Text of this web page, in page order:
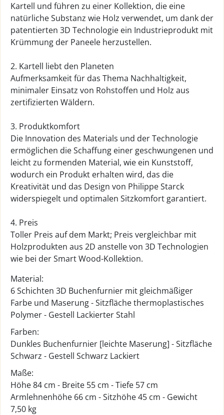
Kartell und führen zu einer Kollektion, die eine
natürliche Substanz wie Holz verwendet, um dank der
patentierten 3D Technologie ein Industrieprodukt mit
Krümmung der Paneele herzustellen.
2. Kartell liebt den Planeten
Aufmerksamkeit für das Thema Nachhaltigkeit,
minimaler Einsatz von Rohstoffen und Holz aus
zertifizierten Wäldern.
3. Produktkomfort
Die Innovation des Materials und der Technologie
ermöglichen die Schaffung einer geschwungenen und
leicht zu formenden Material, wie ein Kunststoff,
wodurch ein Produkt erhalten wird, das die
Kreativität und das Design von Philippe Starck
widerspiegelt und optimalen Sitzkomfort garantiert.
4. Preis
Toller Preis auf dem Markt; Preis vergleichbar mit
Holzprodukten aus 2D anstelle von 3D Technologien
wie bei der Smart Wood-Kollektion.
Material:
6 Schichten 3D Buchenfurnier mit gleichmäßiger
Farbe und Maserung - Sitzfläche thermoplastisches
Polymer - Gestell Lackierter Stahl
Farben:
Dunkles Buchenfurnier [leichte Maserung] - Sitzfläche
Schwarz - Gestell Schwarz Lackiert
Maße:
Höhe 84 cm - Breite 55 cm - Tiefe 57 cm
Armlehnenhöhe 66 cm - Sitzhöhe 45 cm - Gewicht
7,50 kg